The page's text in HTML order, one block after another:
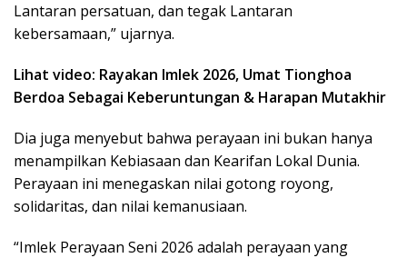
Lantaran persatuan, dan tegak Lantaran
kebersamaan,” ujarnya.
Lihat video: Rayakan Imlek 2026, Umat Tionghoa
Berdoa Sebagai Keberuntungan & Harapan Mutakhir
Dia juga menyebut bahwa perayaan ini bukan hanya
menampilkan Kebiasaan dan Kearifan Lokal Dunia.
Perayaan ini menegaskan nilai gotong royong,
solidaritas, dan nilai kemanusiaan.
“Imlek Perayaan Seni 2026 adalah perayaan yang